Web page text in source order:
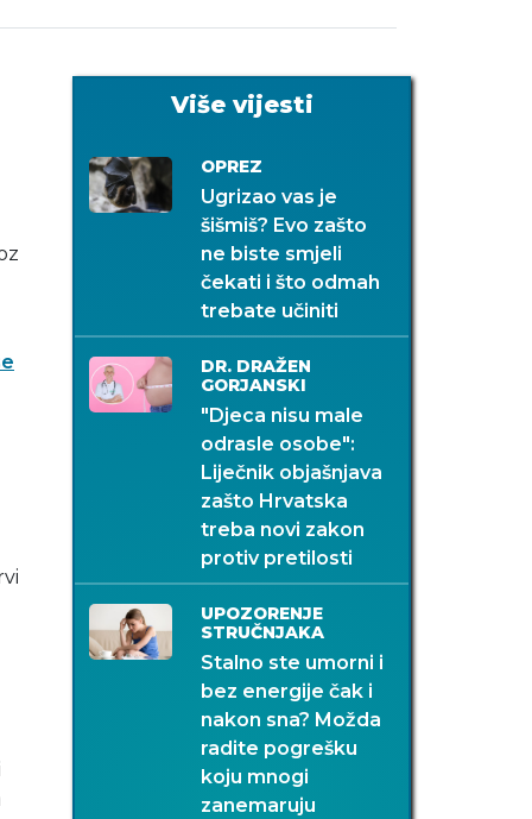
Više vijesti
OPREZ
Ugrizao vas je
šišmiš? Evo zašto
ne biste smjeli
čekati i što odmah
trebate učiniti
DR. DRAŽEN
GORJANSKI
"Djeca nisu male
odrasle osobe":
Liječnik objašnjava
zašto Hrvatska
treba novi zakon
protiv pretilosti
UPOZORENJE
STRUČNJAKA
Stalno ste umorni i
bez energije čak i
nakon sna? Možda
radite pogrešku
koju mnogi
zanemaruju